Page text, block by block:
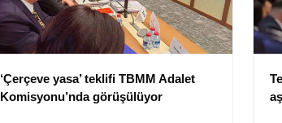
‘Çerçeve yasa’ teklifi TBMM Adalet
Komisyonu’nda görüşülüyor